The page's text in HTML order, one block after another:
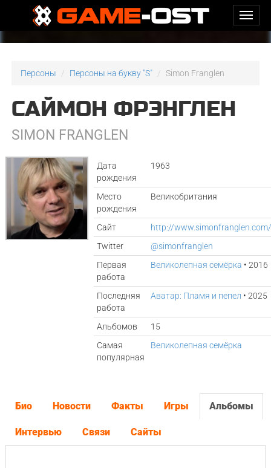
Персоны Персоны на букву "S" Simon Franglen
САЙМОН ФРЭНГЛЕН
SIMON FRANGLEN
Дата
рождения
1963
Место
рождения
Великобритания
Сайт
http://
Twitter
@simonfranglen
Первая
работа
Великолепная семёрка • 2016
Последняя
работа
Аватар: Пламя и пепел • 2025
Альбомов
15
Самая
популярная
Великолепная семёрка
Био Новости Факты Игры Альбомы
Интервью Связи Сайты